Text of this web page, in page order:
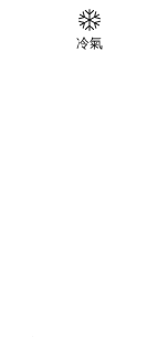
冷氣